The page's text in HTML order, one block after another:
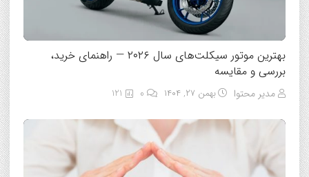
بهترین موتور سیکلت‌های سال ۲۰۲۶ — راهنمای خرید،
بررسی و مقایسه
مدیر محتوا بهمن ۲۷, ۱۴۰۴ 121